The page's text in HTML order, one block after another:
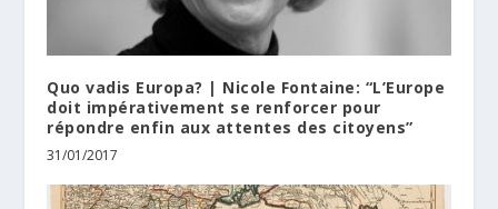
Quo vadis Europa? | Nicole Fontaine: “L’Europe
doit impérativement se renforcer pour
répondre enfin aux attentes des citoyens”
31/01/2017